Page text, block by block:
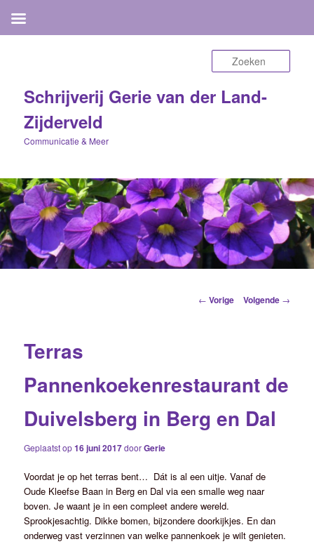
Schrijverij Gerie van der Land-
Zijderveld
Communicatie & Meer
Berichtnavigatie
← Vorige Volgende →
Terras
Pannenkoekenrestaurant de
Duivelsberg in Berg en Dal
Geplaatst op16 juni 2017doorGerie
Voordat je op het terras bent… Dát is al een uitje. Vanaf de
Oude Kleefse Baan in Berg en Dal via een smalle weg naar
boven. Je waant je in een compleet andere wereld.
Sprookjesachtig. Dikke bomen, bijzondere doorkijkjes. En dan
onderweg vast verzinnen van welke pannenkoek je wilt genieten.